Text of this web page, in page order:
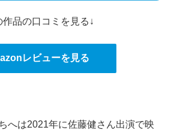
作品の口コミを見る↓
レビューを見る
へは2021年に佐藤健さん出演で映